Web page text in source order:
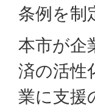
条例を制
本市が企
済の活性
業に支援